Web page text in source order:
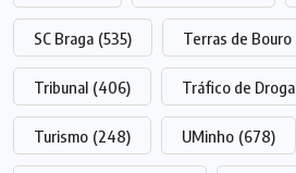
SC Braga (535) Terras de Bouro
Tribunal (406) Tráfico de Droga
Turismo (248) UMinho (678)